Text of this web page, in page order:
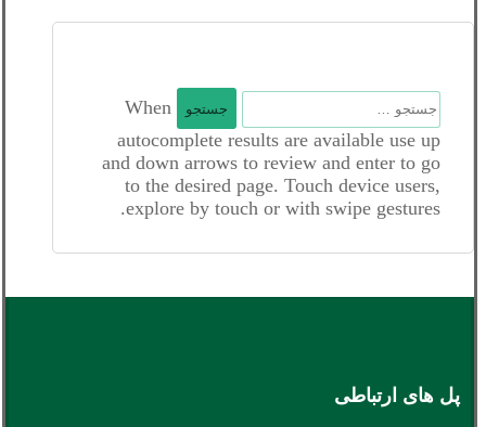
جستجو
برای:
When
autocomplete results are available use up
and down arrows to review and enter to go
to the desired page. Touch device users,
explore by touch or with swipe gestures.
پل های ارتباطی